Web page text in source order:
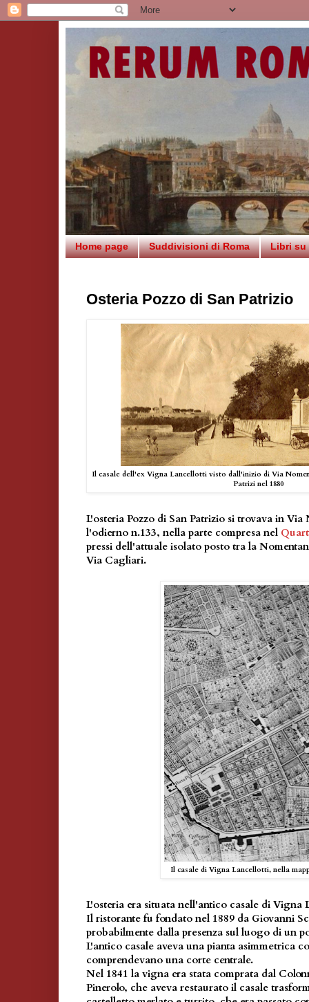
Home page Suddivisioni di Roma Libri su
Osteria Pozzo di San Patrizio
Il casale dell'ex Vigna Lancellotti visto dall'inizio di Via
Patrizi nel 1880
L'osteria Pozzo di San Patrizio si trovava in Via
l'odierno n.133, nella parte compresa nel
pressi dell'attuale isolato posto tra la
Via Cagliari.
Il casale di Vigna Lancellotti, nella
L'osteria era situata nell'antico casale di Vigna
Il ristorante fu fondato nel 1889 da Giovanni
probabilmente dalla presenza sul luogo di un
L'antico casale aveva una pianta asimmetrica
comprendevano una corte centrale.
Nel 1841 la vigna era stata comprata dal
Pinerolo, che aveva restaurato il casale